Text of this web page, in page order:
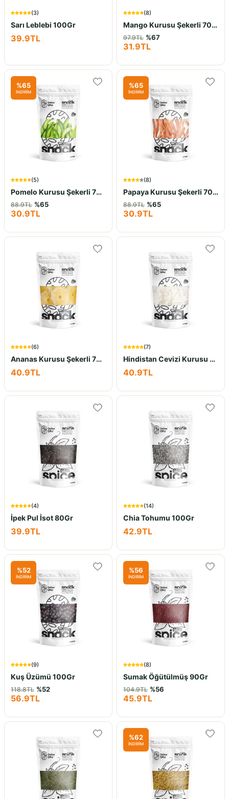
(3)
Sarı Leblebi 100Gr
39.9TL
(8)
Mango Kurusu Şekerli 70Gr
97.9TL %67
31.9TL
%65
İNDİRİM
(5)
Pomelo Kurusu Şekerli 70Gr
88.9TL %65
30.9TL
%65
İNDİRİM
(8)
Papaya Kurusu Şekerli 70Gr
88.9TL %65
30.9TL
(6)
Ananas Kurusu Şekerli 70Gr
40.9TL
(7)
Hindistan Cevizi Kurusu 70Gr
40.9TL
(4)
İpek Pul İsot 80Gr
39.9TL
(14)
Chia Tohumu 100Gr
42.9TL
%52
İNDİRİM
(9)
Kuş Üzümü 100Gr
118.8TL %52
56.9TL
%56
İNDİRİM
(8)
Sumak Öğütülmüş 90Gr
104.9TL %56
45.9TL
%62
İNDİRİM